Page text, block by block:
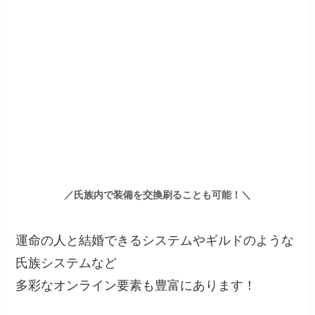
／氏族内で装備を交換刷ることも可能！＼
運命の人と結婚できるシステムやギルドのような
氏族システムなど
多彩なオンライン要素も豊富にあります！